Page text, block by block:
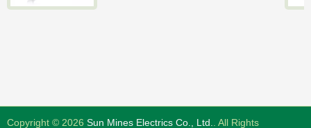
Copyright © 2026 Sun Mines Electrics Co., Ltd.. All Rights